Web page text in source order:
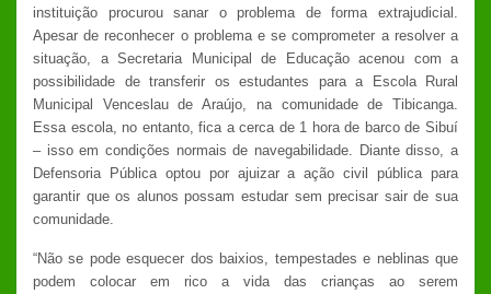
instituição procurou sanar o problema de forma extrajudicial.
Apesar de reconhecer o problema e se comprometer a resolver a
situação, a Secretaria Municipal de Educação acenou com a
possibilidade de transferir os estudantes para a Escola Rural
Municipal Venceslau de Araújo, na comunidade de Tibicanga.
Essa escola, no entanto, fica a cerca de 1 hora de barco de Sibuí
– isso em condições normais de navegabilidade. Diante disso, a
Defensoria Pública optou por ajuizar a ação civil pública para
garantir que os alunos possam estudar sem precisar sair de sua
comunidade.
“Não se pode esquecer dos baixios, tempestades e neblinas que
podem colocar em rico a vida das crianças ao serem